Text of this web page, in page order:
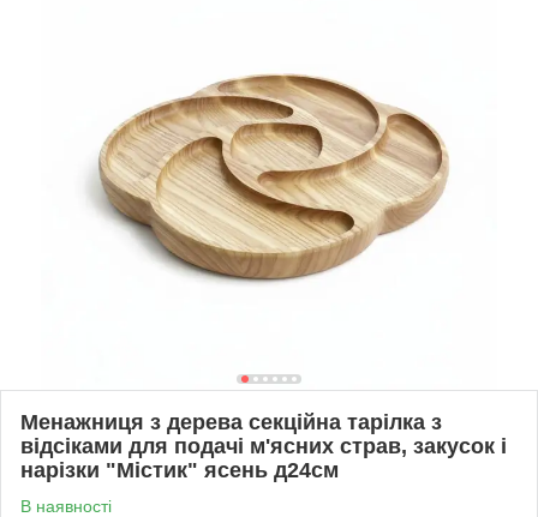
Менажниця з дерева секційна тарілка з
відсіками для подачі м'ясних страв, закусок і
нарізки "Містик" ясень д24см
В наявності